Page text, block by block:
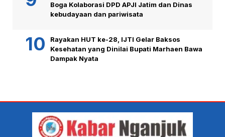
Boga Kolaborasi DPD APJI Jatim dan Dinas
kebudayaan dan pariwisata
Rayakan HUT ke-28, IJTI Gelar Baksos
Kesehatan yang Dinilai Bupati Marhaen Bawa
Dampak Nyata